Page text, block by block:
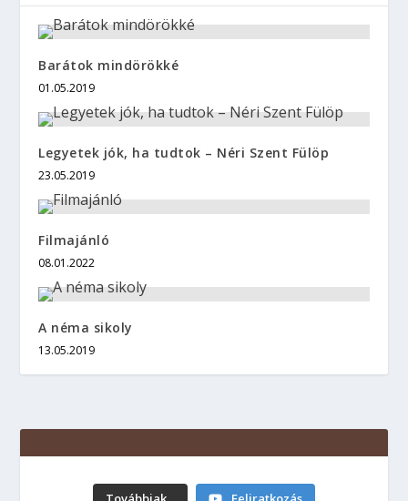
Barátok mindörökké
01.05.2019
Legyetek jók, ha tudtok – Néri Szent Fülöp
23.05.2019
Filmajánló
08.01.2022
A néma sikoly
13.05.2019